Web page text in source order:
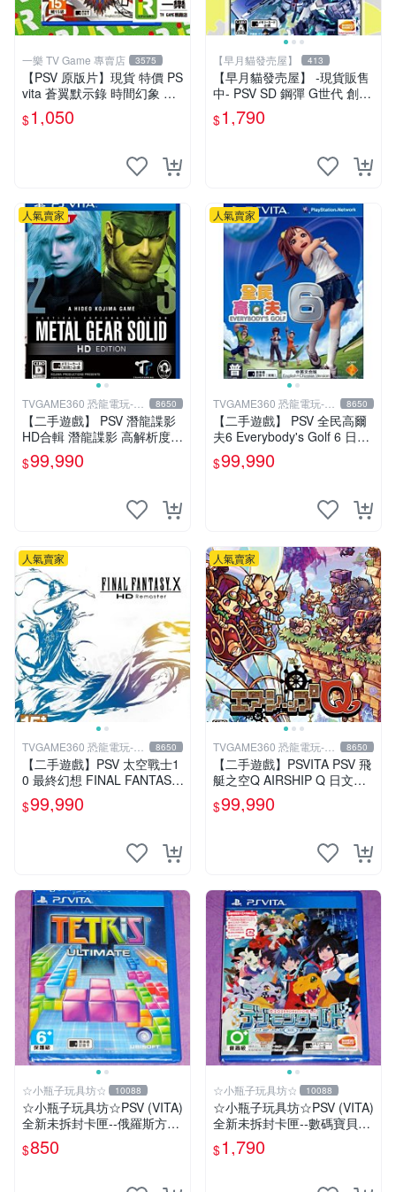
一樂 TV Game 專賣店 3575
【PSV 原版片】現貨 特價 PS
vita 蒼翼默示錄 時間幻象 BB
CP 中文版 支援 VITA TV【一
樂電玩】
$1,050
【早月貓發売屋】 413
【早月貓發売屋】 -現貨販售
中- PSV SD 鋼彈 G世代 創世
純日版 日文版
$1,790
人氣賣家
TVGAME360 恐龍電玩-台
中店
8650
【二手遊戲】 PSV 潛龍諜影
HD合輯 潛龍諜影 高解析度版
(MGS 2+3 HD) 日文版 【台
中恐龍電玩】
$99,990
人氣賣家
TVGAME360 恐龍電玩-台
中店
8650
【二手遊戲】 PSV 全民高爾
夫6 Everybody's Golf 6 日文
版 【台中恐龍電玩】
$99,990
人氣賣家
TVGAME360 恐龍電玩-台
中店
8650
【二手遊戲】PSV 太空戰士1
0 最終幻想 FINAL FANTASY
10 X FF HD 中文版【台中恐
龍電玩】
$99,990
人氣賣家
TVGAME360 恐龍電玩-台
中店
8650
【二手遊戲】PSVITA PSV 飛
艇之空Q AIRSHIP Q 日文版
裸裝【台中恐龍電玩】
$99,990
☆小瓶子玩具坊☆ 10088
☆小瓶子玩具坊☆PSV (VITA)
全新未拆封卡匣--俄羅斯方塊
終極版
$850
☆小瓶子玩具坊☆ 10088
☆小瓶子玩具坊☆PSV (VITA)
全新未拆封卡匣--數碼寶貝世
界-next 0rder-新秩序 (初回日
版)
$1,790